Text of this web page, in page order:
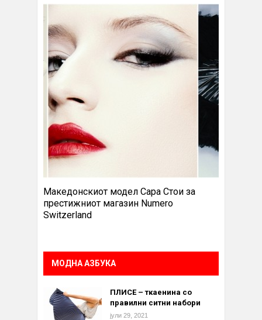
Македонскиот модел Сара Стои за
престижниот магазин Numero
Switzerland
МОДНА АЗБУКА
ПЛИСЕ – ткаенина со
правилни ситни набори
јули 29, 2021